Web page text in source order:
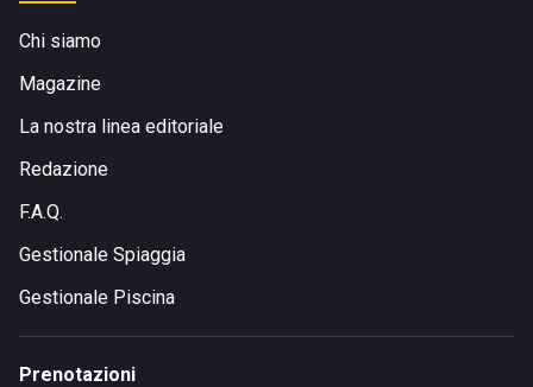
Chi siamo
Magazine
La nostra linea editoriale
Redazione
F.A.Q.
Gestionale Spiaggia
Gestionale Piscina
Prenotazioni